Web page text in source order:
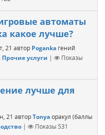
автоматы
какое лучше?
21 автор Poganka гений
Прочие услуги |
Показы
лучше для
21 авторTonya оракул (баллы
| Показы 531